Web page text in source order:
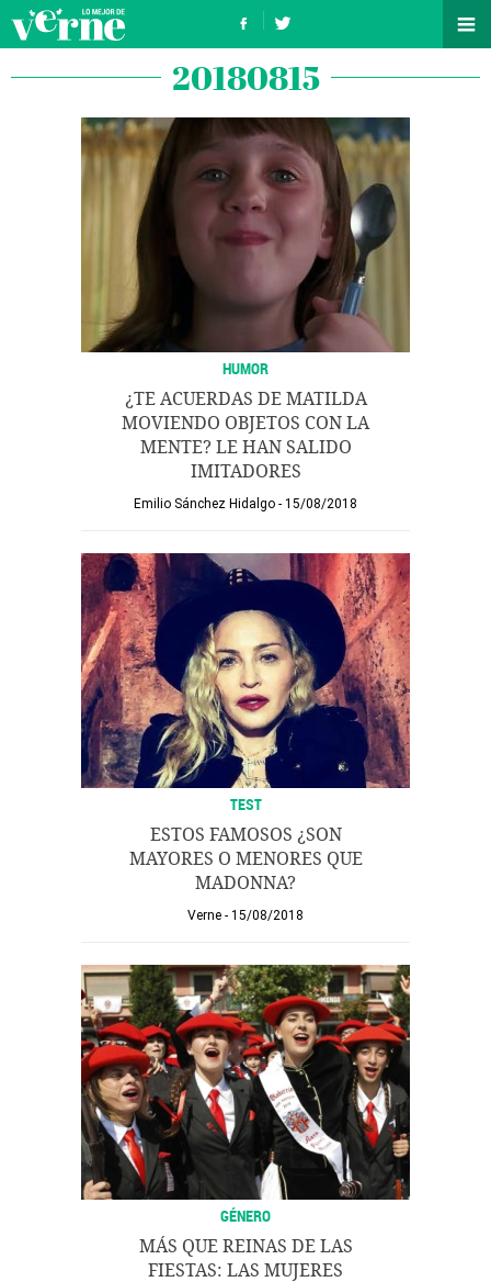
20180815
HUMOR
¿TE ACUERDAS DE MATILDA
MOVIENDO OBJETOS CON LA
MENTE? LE HAN SALIDO
IMITADORES
Emilio Sánchez Hidalgo 15/08/2018
TEST
ESTOS FAMOSOS ¿SON
MAYORES O MENORES QUE
MADONNA?
Verne 15/08/2018
GÉNERO
MÁS QUE REINAS DE LAS
FIESTAS: LAS MUJERES